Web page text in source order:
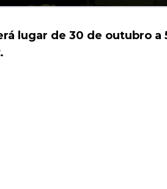
lugar de 30 de outubro